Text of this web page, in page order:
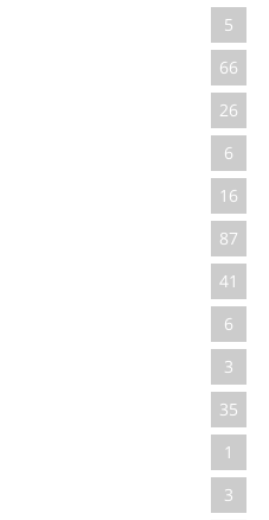
5
66
26
6
16
87
41
6
3
35
1
3